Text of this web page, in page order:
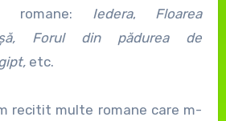
romane: Iedera, Floarea
Forul din pădurea de
etc.
recitit multe romane care m-